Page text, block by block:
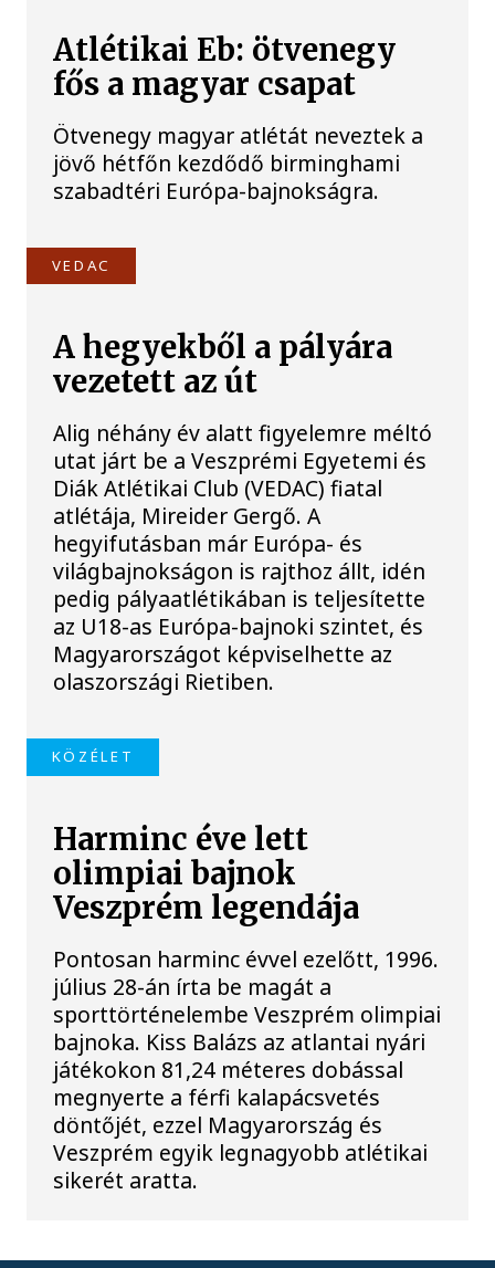
Atlétikai Eb: ötvenegy
fős a magyar csapat
Ötvenegy magyar atlétát neveztek a
jövő hétfőn kezdődő birminghami
szabadtéri Európa-bajnokságra.
VEDAC
A hegyekből a pályára
vezetett az út
Alig néhány év alatt figyelemre méltó
utat járt be a Veszprémi Egyetemi és
Diák Atlétikai Club (VEDAC) fiatal
atlétája, Mireider Gergő. A
hegyifutásban már Európa- és
világbajnokságon is rajthoz állt, idén
pedig pályaatlétikában is teljesítette
az U18-as Európa-bajnoki szintet, és
Magyarországot képviselhette az
olaszországi Rietiben.
KÖZÉLET
Harminc éve lett
olimpiai bajnok
Veszprém legendája
Pontosan harminc évvel ezelőtt, 1996.
július 28-án írta be magát a
sporttörténelembe Veszprém olimpiai
bajnoka. Kiss Balázs az atlantai nyári
játékokon 81,24 méteres dobással
megnyerte a férfi kalapácsvetés
döntőjét, ezzel Magyarország és
Veszprém egyik legnagyobb atlétikai
sikerét aratta.